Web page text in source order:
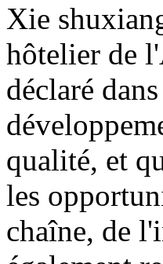
Xie
hôtelier de
déclaré
qualité, et
les
chaîne, de